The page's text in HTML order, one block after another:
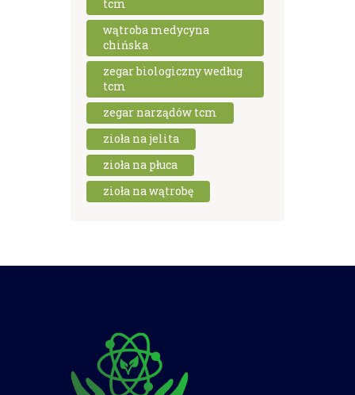
tcm
wątroba medycyna
chińska
zegar biologiczny według
tcm
zegar narządów tcm
zioła na jelita
zioła na płuca
zioła na wątrobę